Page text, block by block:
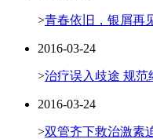
>青春依旧，银屑再
2016-03-24
>治疗误入歧途 规范
2016-03-24
>双管齐下救治激素